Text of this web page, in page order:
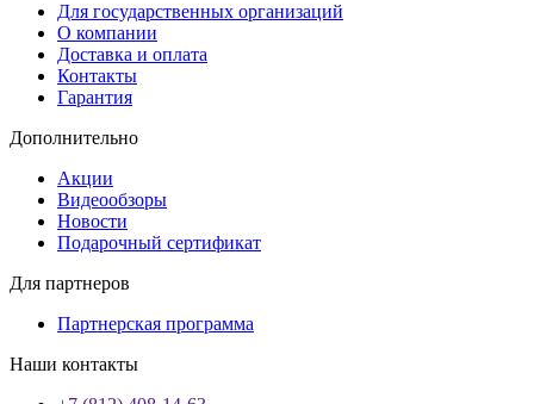
Для государственных организаций
О компании
Доставка и оплата
Контакты
Гарантия
Дополнительно
Акции
Видеообзоры
Новости
Подарочный сертификат
Для партнеров
Партнерская программа
Наши контакты